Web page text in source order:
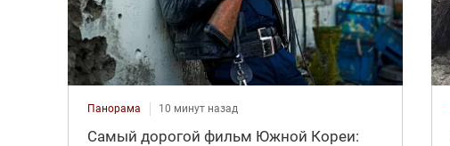
Панорама 10 минут назад
Самый дорогой фильм Южной Кореи: